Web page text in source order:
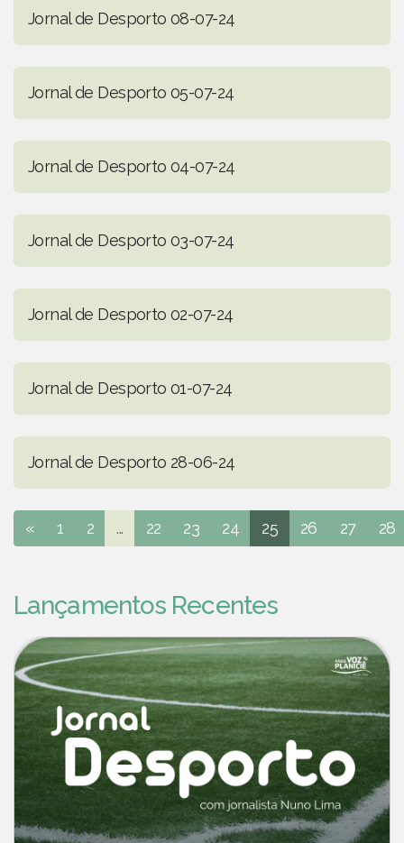
Jornal de Desporto 08-07-24
Jornal de Desporto 05-07-24
Jornal de Desporto 04-07-24
Jornal de Desporto 03-07-24
Jornal de Desporto 02-07-24
Jornal de Desporto 01-07-24
Jornal de Desporto 28-06-24
« 1 2 ... 22 23 24 25 26 27 28
Lançamentos Recentes